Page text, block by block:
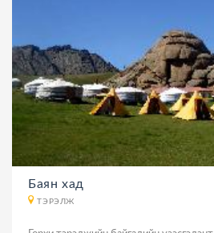
Баян хад
ТЭРЭЛЖ